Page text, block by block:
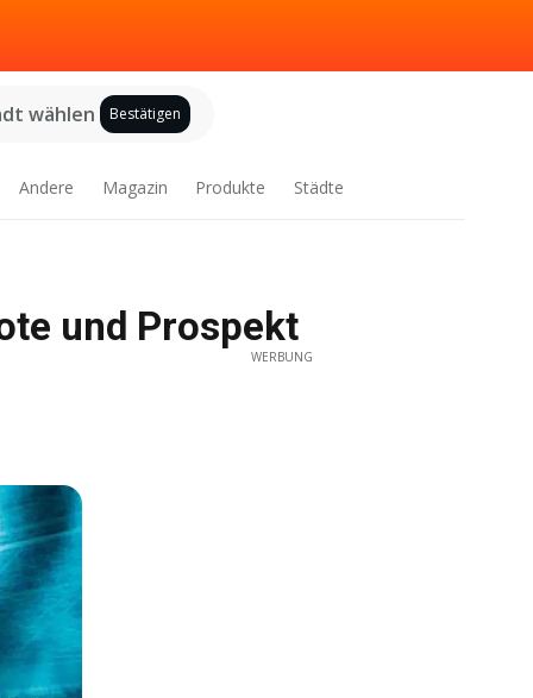
wählen Bestätigen
Andere Magazin Produkte Städte
und Prospekt
WERBUNG